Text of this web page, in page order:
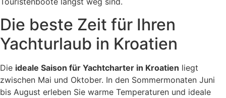
Die beste Zeit für Ihren
Yachturlaub in Kroatien
Die ideale Saison für Yachtcharter in Kroatien liegt
zwischen Mai und Oktober. In den Sommermonaten Juni
bis August erleben Sie warme Temperaturen und ideale